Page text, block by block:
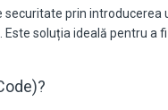
prin
soluția ideală pentru